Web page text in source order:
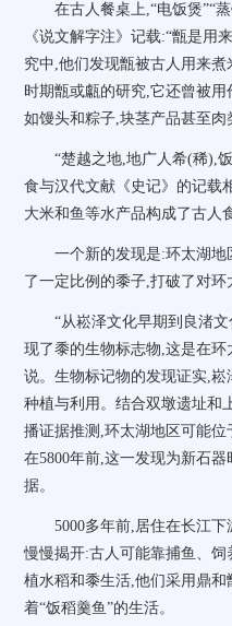
在古人餐桌上,“电饭煲”“
《说文解字注》记载:“甑是用
究中,他们发现甑被古人用来
时期甑或甗的研究,它还曾被
如馒头和粽子,块茎产品甚至肉
“楚越之地,地广人希(稀),
食与汉代文献《史记》的记载
大米和鱼等水产品构成了古人
一个新的发现是:环太湖
了一定比例的黍子,打破了对环
“从崧泽文化早期到良渚
现了黍的生物标志物,这是在
说。生物标记物的发现证实,
种植与利用。结合双墩遗址和
播证据推测,环太湖地区可能
在5800年前,这一发现为新石
据。
5000多年前,居住在长江
慢慢揭开:古人可能靠捕鱼、
植水稻和黍生活,他们采用鼎
着“饭稻羹鱼”的生活。